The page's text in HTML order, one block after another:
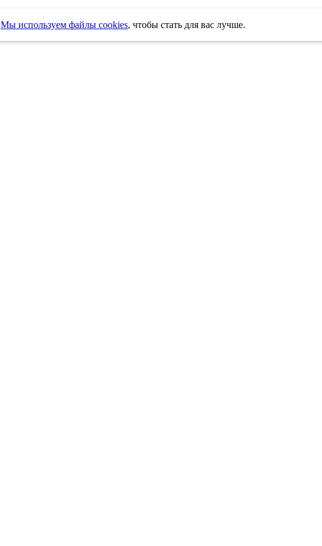
Мы используем файлы cookies, чтобы стать для вас лучше.